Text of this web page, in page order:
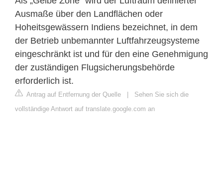
Ausmaße über den Landflächen oder
Hoheitsgewässern Indiens bezeichnet, in dem
der Betrieb unbemannter Luftfahrzeugsysteme
eingeschränkt ist und für den eine Genehmigung
der zuständigen Flugsicherungsbehörde
erforderlich ist.
Antrag auf Entfernung der Quelle | Sehen Sie sich die
vollständige Antwort auf translate.google.com an